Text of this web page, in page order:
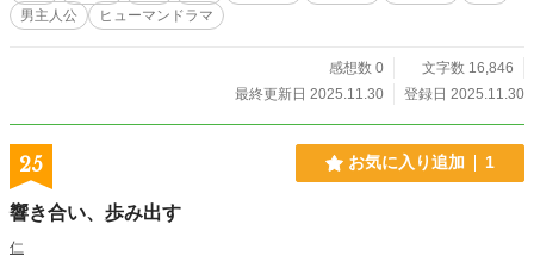
男主人公
ヒューマンドラマ
感想数 0
文字数 16,846
最終更新日 2025.11.30
登録日 2025.11.30
25 お気に入り追加 1
響き合い、歩み出す
仁